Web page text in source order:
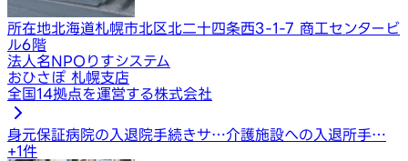
所在地北海道札幌市北区北二十四条西3-1-7 商工センタービ
ル6階
法人名NPOりすシステム
おひさぽ 札幌支店
全国14拠点を運営する株式会社
身元保証病院の入退院手続きサ…介護施設への入退所手…
+1件